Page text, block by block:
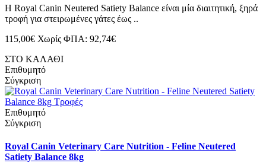
Η Royal Canin Neutered Satiety Balance είναι μία διαιτητική, ξηρά
τροφή για στειρωμένες γάτες έως ..
115,00€ Χωρίς ΦΠΑ: 92,74€
ΣΤΟ ΚΑΛΑΘΙ
Επιθυμητό
Σύγκριση
Επιθυμητό
Σύγκριση
Royal Canin Veterinary Care Nutrition - Feline Neutered
Satiety Balance 8kg